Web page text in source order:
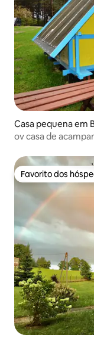
Casa pequena em
ov casa de
Favorito dos
Favorito dos